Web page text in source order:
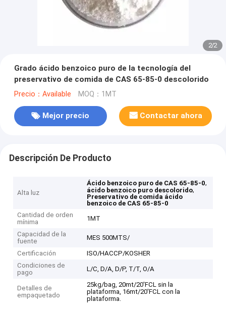
2/2
Grado ácido benzoico puro de la tecnología del
preservativo de comida de CAS 65-85-0 descolorido
Precio：Available MOQ：1MT
Mejor precio Contactar ahora
Descripción De Producto
Alta luz
Ácido benzoico puro de CAS 65-85-0,
ácido benzoico puro descolorido,
Preservativo de comida ácido
benzoico de CAS 65-85-0
Cantidad de orden
mínima
1MT
Capacidad de la
fuente
MES 500MTS/
Certificación
ISO/HACCP/KOSHER
Condiciones de
pago
L/C, D/A, D/P, T/T, O/A
Detalles de
empaquetado
25kg/bag, 20mt/20'FCL sin la
plataforma, 16mt/20'FCL con la
plataforma.